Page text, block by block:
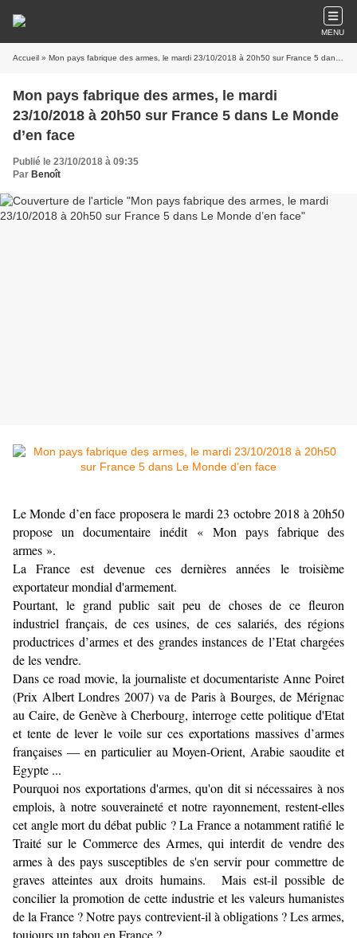
MENU
Accueil » Mon pays fabrique des armes, le mardi 23/10/2018 à 20h50 sur France 5 dans Le Monde d’en face
Mon pays fabrique des armes, le mardi
23/10/2018 à 20h50 sur France 5 dans Le Monde
d’en face
Publié le 23/10/2018 à 09:35
Par Benoît
Le Monde d’en face proposera le mardi 23 octobre 2018 à 20h50
propose un documentaire inédit « Mon pays fabrique des
armes ».
La France est devenue ces dernières années le troisième
exportateur mondial d'armement.
Pourtant, le grand public sait peu de choses de ce fleuron
industriel français, de ces usines, de ces salariés, des régions
productrices d’armes et des grandes instances de l’Etat chargées
de les vendre.
Dans ce road movie, la journaliste et documentariste Anne Poiret
(Prix Albert Londres 2007) va de Paris à Bourges, de Mérignac
au Caire, de Genève à Cherbourg, interroge cette politique d'Etat
et tente de lever le voile sur ces exportations massives d’armes
françaises — en particulier au Moyen-Orient, Arabie saoudite et
Egypte ...
Pourquoi nos exportations d'armes, qu'on dit si nécessaires à nos
emplois, à notre souveraineté et notre rayonnement, restent-elles
cet angle mort du débat public ? La France a notamment ratifié le
Traité sur le Commerce des Armes, qui interdit de vendre des
armes à des pays susceptibles de s'en servir pour commettre de
graves atteintes aux droits humains. Mais est-il possible de
concilier la promotion de cette industrie et les valeurs humanistes
de la France ? Notre pays contrevient-il à obligations ? Les armes,
toujours un tabou en France ?